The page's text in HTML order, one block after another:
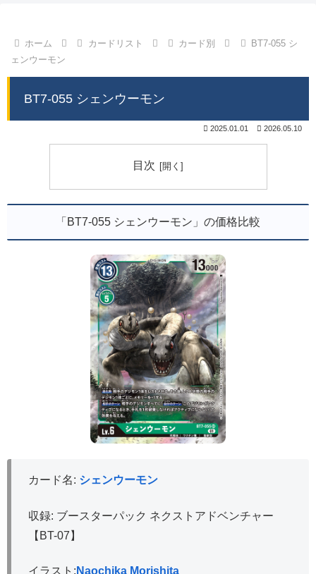
ホーム カードリスト カード別
BT7-055 シ
ェンウーモン
BT7-055 シェンウーモン
2025.01.01 2026.05.10
目次
「BT7-055 シェンウーモン」の価格比較
カード名: シェンウーモン
収録: ブースターパック ネクストアドベンチャー
【BT-07】
イラスト: Naochika Morishita